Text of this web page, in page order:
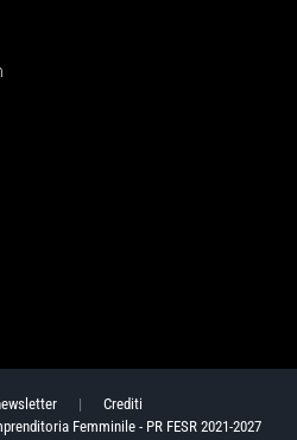
| Crediti
Femminile - PR FESR 2021-2027